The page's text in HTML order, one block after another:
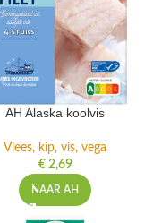
AH Alaska koolvis
Vlees, kip, vis, vega
€2,69
NAAR AH